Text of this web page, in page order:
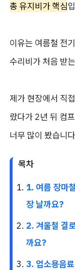
총 유지비가 핵심
이유는 여름철 전
수리비가 처음 받
제가 현장에서 직
랐다가 2년 뒤 컴
너무 많이 봤습니
목차
1. 여름 장마
장 날까요?
2. 겨울철 결
까요?
3. 업소용음